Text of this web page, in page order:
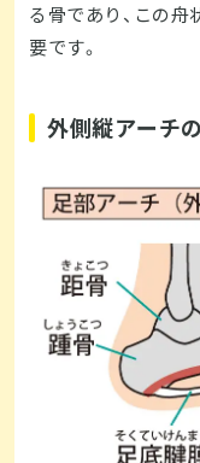
る骨であり、この
要です。
外側縦アーチ